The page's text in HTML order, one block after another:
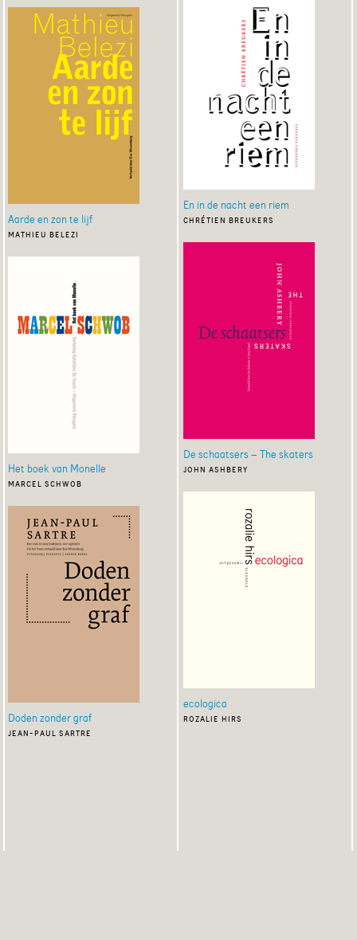
Aarde en zon te lijf
mathieu belezi
Het boek van Monelle
marcel schwob
Doden zonder graf
jean-paul sartre
En in de nacht een riem
chrétien breukers
De schaatsers – The skaters
john ashbery
ecologica
rozalie hirs